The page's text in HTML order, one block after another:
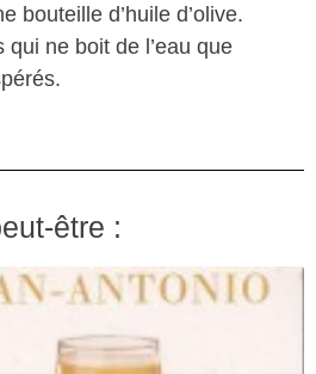
bouteille d’huile d’olive.
qui ne boit de l’eau que
être :